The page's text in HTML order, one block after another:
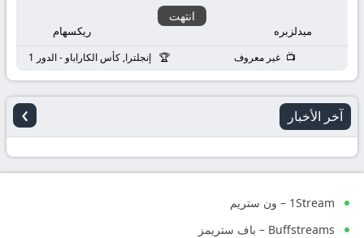
ميدلزبره
انتهت
ريكسهام
غير معروف إنجلترا, كأس الكاراباو - الدور 1
آخر الأخبار ›
1Stream – ون ستريم
Buffstreams – باف ستريمز